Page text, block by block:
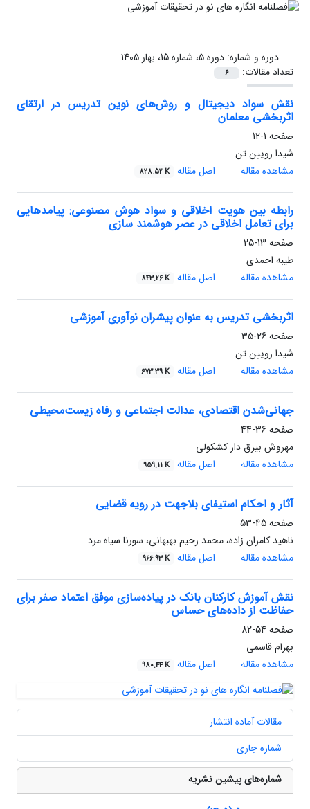
دوره و شماره:دوره 5، شماره 15، بهار 1405
تعداد مقالات:
6
نقش سواد دیجیتال و روش‌های نوین تدریس در ارتقای
اثربخشی معلمان
صفحه 1-12
شیدا رویین تن
مشاهده مقاله
اصل مقاله 828.52 K
رابطه بین هویت اخلاقی و سواد هوش مصنوعی: پیامدهایی
برای تعامل اخلاقی در عصر هوشمند سازی
صفحه 13-25
طیبه احمدی
مشاهده مقاله
اصل مقاله 843.26 K
اثربخشی تدریس به عنوان پیشران نوآوری آموزشی
صفحه 26-35
شیدا رویین تن
مشاهده مقاله
اصل مقاله 673.39 K
جهانی‌شدن اقتصادی، عدالت اجتماعی و رفاه زیست‌محیطی
صفحه 36-44
مهروش بیرق دار کشکولی
مشاهده مقاله
اصل مقاله 959.11 K
آثار و احکام استیفای بلاجهت در رویه قضایی
صفحه45-53
ناهید کامران زاده، محمد رحیم بهبهانی، سورنا سیاه مرد
مشاهده مقاله
اصل مقاله 966.93 K
نقش آموزش کارکنان بانک در پیاده‌سازی موفق اعتماد صفر برای
حفاظت از داده‌های حساس
صفحه 54-82
بهرام قاسمی
مشاهده مقاله
اصل مقاله 980.44 K
مقالات آماده انتشار
شماره جاری
شماره‌های پیشین نشریه